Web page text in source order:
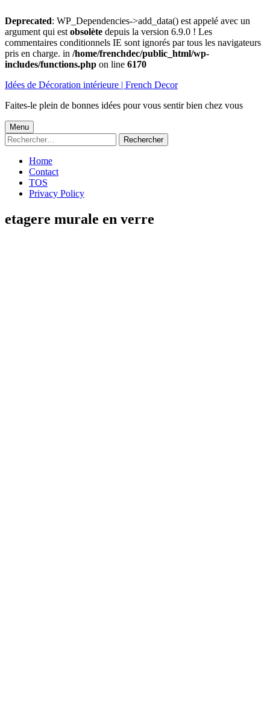
Deprecated: WP_Dependencies->add_data() est appelé avec un
argument qui est obsolète depuis la version 6.9.0 ! Les
commentaires conditionnels IE sont ignorés par tous les navigateurs
pris en charge. in /home/frenchdec/public_html/wp-
includes/functions.php on line 6170
au
Idées de Décoration intérieure | French Decor
Faites-le plein de bonnes idées pour vous sentir bien chez vous
Menu
principal
Menu
Rechercher :
Home
Contact
TOS
Privacy Policy
etagere murale en verre